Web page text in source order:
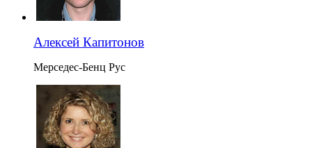
Алексей Капитонов
Мерседес-Бенц Рус